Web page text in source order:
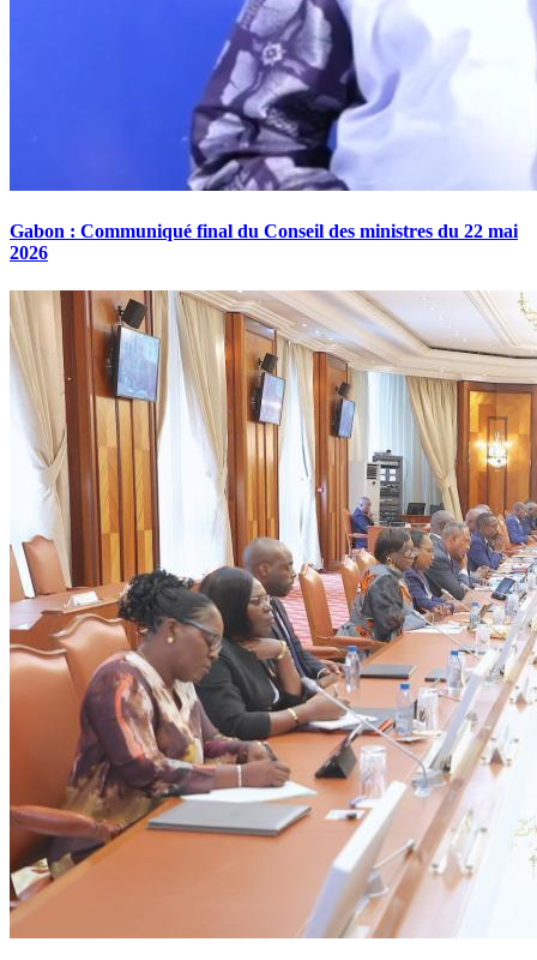
Gabon : Communiqué final du Conseil des ministres du 22 mai
2026